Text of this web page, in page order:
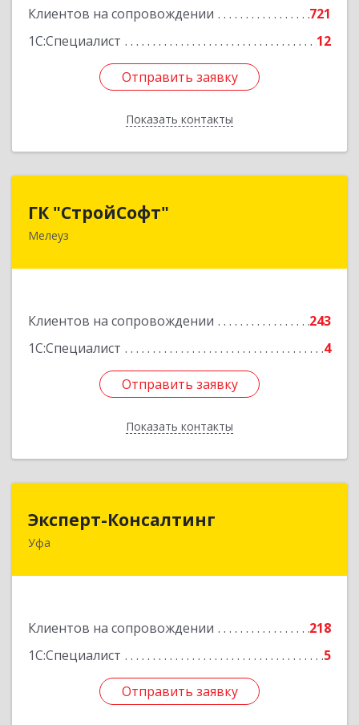
Клиентов на сопровождении
721
1С:Специалист
12
Отправить заявку
Показать контакты
Отправить заявку
Назад
ГК "СтройСофт"
Мелеуз
Клиентов на сопровождении
243
1С:Специалист
4
Отправить заявку
Показать контакты
453852, Башкортостан Респ, Мелеуз г, Ленина
Отправить заявку
Назад
Эксперт-Консалтинг
Уфа
Клиентов на сопровождении
218
1С:Специалист
5
Отправить заявку
450059, Башкортостан Респ, Уфимский р-н, Уфа
Отправить заявку